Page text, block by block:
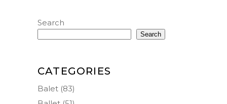
Search
Search
CATEGORIES
Balet (83)